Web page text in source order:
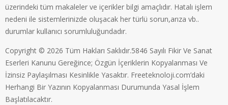
üzerindeki tüm makaleler ve içerikler bilgi amaçlıdır. Hatalı işlem
nedeni ile sistemlerinizde oluşacak her türlü sorun,arıza vb..
durumlar kullanıcı sorumluluğundadır.
Copyright © 2026 Tüm Hakları Saklıdır.5846 Sayılı Fikir Ve Sanat
Eserleri Kanunu Gereğince; Özgün İçeriklerin Kopyalanması Ve
İzinsiz Paylaşılması Kesinlikle Yasaktır. Freeteknoloji.com’daki
Herhangi Bir Yazının Kopyalanması Durumunda Yasal İşlem
Başlatılacaktır.